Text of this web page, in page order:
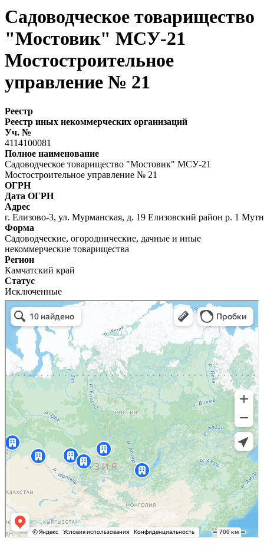
Садоводческое товарищество
"Мостовик" МСУ-21
Мостостроительное
управление № 21
Реестр
Реестр иных некоммерческих организаций
Уч. №
4114100081
Полное наименование
Садоводческое товарищество "Мостовик" МСУ-21
Мостостроительное управление № 21
ОГРН
Дата ОГРН
Адрес
г. Елизово-3, ул. Мурманская, д. 19 Елизовский район р. 1
Форма
Садоводческие, огороднические, дачные и иные
некоммерческие товарищества
Регион
Камчатский край
Статус
Исключенные